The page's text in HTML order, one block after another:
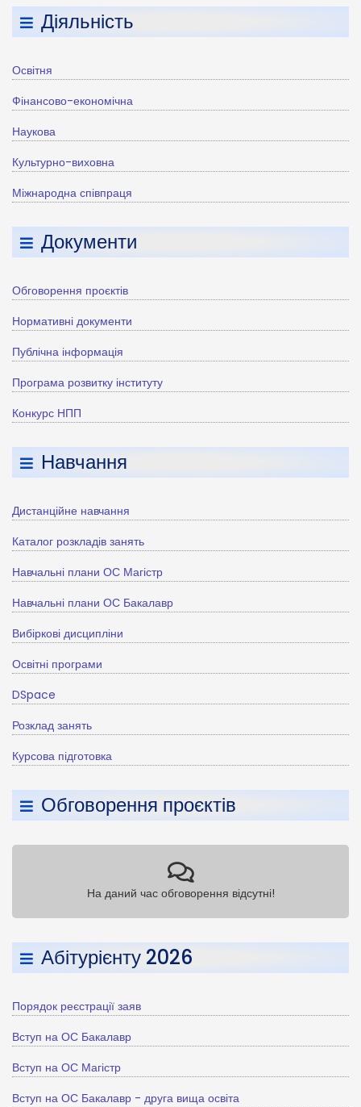
Діяльність
Освітня
Фінансово-економічна
Наукова
Культурно-виховна
Міжнародна співпраця
Документи
Обговорення проєктів
Нормативні документи
Публічна інформація
Програма розвитку інституту
Конкурс НПП
Навчання
Дистанційне навчання
Каталог розкладів занять
Навчальні плани ОС Магістр
Навчальні плани ОС Бакалавр
Вибіркові дисципліни
Освітні програми
DSpace
Розклад занять
Курсова підготовка
Обговорення проєктів
На даний час обговорення відсутні!
Абітурієнту 2026
Порядок реєстрації заяв
Вступ на ОС Бакалавр
Вступ на ОС Магістр
Вступ на ОС Бакалавр - друга вища освіта